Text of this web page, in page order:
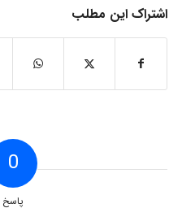
اشتراک این مطلب
0
پاسخ